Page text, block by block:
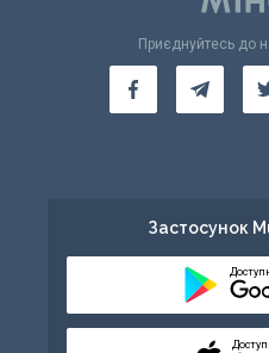
Приєднуйтесь до
Застосунок